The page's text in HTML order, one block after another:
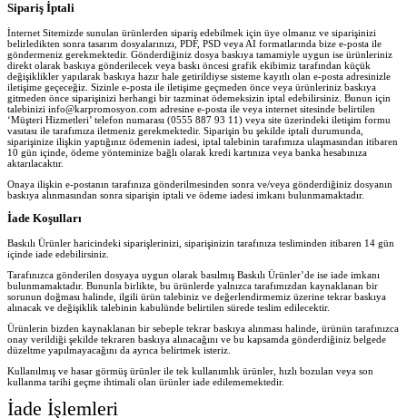
Sipariş İptali
İnternet Sitemizde sunulan ürünlerden sipariş edebilmek için üye olmanız ve siparişinizi
belirledikten sonra tasarım dosyalarınızı, PDF, PSD veya AI formatlarında bize e-posta ile
göndermeniz gerekmektedir. Gönderdiğiniz dosya baskıya tamamiyle uygun ise ürünleriniz
direkt olarak baskıya gönderilecek veya baskı öncesi grafik ekibimiz tarafından küçük
değişiklikler yapılarak baskıya hazır hale getirildiyse sisteme kayıtlı olan e-posta adresinizle
iletişime geçeceğiz. Sizinle e-posta ile iletişime geçmeden önce veya ürünleriniz baskıya
gitmeden önce siparişinizi herhangi bir tazminat ödemeksizin iptal edebilirsiniz. Bunun için
talebinizi info@karpromosyon.com adresine e-posta ile veya internet sitesinde belirtilen
‘Müşteri Hizmetleri’ telefon numarası (0555 887 93 11) veya site üzerindeki iletişim formu
vasıtası ile tarafımıza iletmeniz gerekmektedir. Siparişin bu şekilde iptali durumunda,
siparişinize ilişkin yaptığınız ödemenin iadesi, iptal talebinin tarafımıza ulaşmasından itibaren
10 gün içinde, ödeme yönteminize bağlı olarak kredi kartınıza veya banka hesabınıza
aktarılacaktır.
Onaya ilişkin e-postanın tarafınıza gönderilmesinden sonra ve/veya gönderdiğiniz dosyanın
baskıya alınmasından sonra siparişin iptali ve ödeme iadesi imkanı bulunmamaktadır.
İade Koşulları
Baskılı Ürünler haricindeki siparişlerinizi, siparişinizin tarafınıza tesliminden itibaren 14 gün
içinde iade edebilirsiniz.
Tarafınızca gönderilen dosyaya uygun olarak basılmış Baskılı Ürünler’de ise iade imkanı
bulunmamaktadır. Bununla birlikte, bu ürünlerde yalnızca tarafımızdan kaynaklanan bir
sorunun doğması halinde, ilgili ürün talebiniz ve değerlendirmemiz üzerine tekrar baskıya
alınacak ve değişiklik talebinin kabulünde belirtilen sürede teslim edilecektir.
Ürünlerin bizden kaynaklanan bir sebeple tekrar baskıya alınması halinde, ürünün tarafınızca
onay verildiği şekilde tekraren baskıya alınacağını ve bu kapsamda gönderdiğiniz belgede
düzeltme yapılmayacağını da ayrıca belirtmek isteriz.
Kullanılmış ve hasar görmüş ürünler ile tek kullanımlık ürünler, hızlı bozulan veya son
kullanma tarihi geçme ihtimali olan ürünler iade edilememektedir.
İade İşlemleri